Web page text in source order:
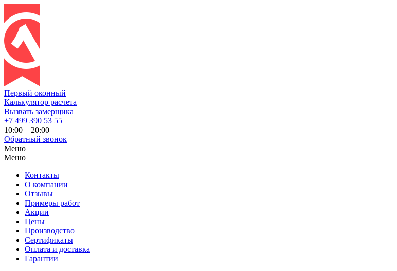
Первый оконный
Калькулятор расчета
Вызвать замерщика
+7 499 390 53 55
10:00 – 20:00
Обратный звонок
Меню
Меню
Контакты
О компании
Отзывы
Примеры работ
Акции
Цены
Производство
Сертификаты
Оплата и доставка
Гарантии